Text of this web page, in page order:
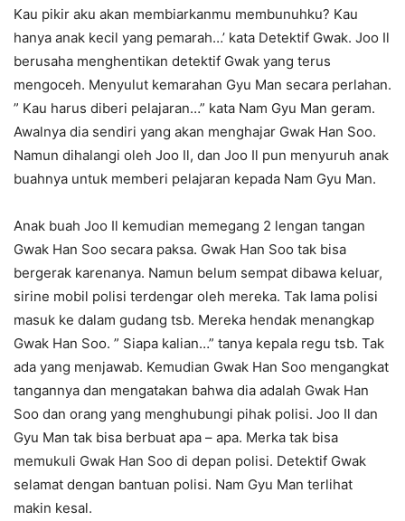
Kau pikir aku akan membiarkanmu membunuhku? Kau
hanya anak kecil yang pemarah…’ kata Detektif Gwak. Joo Il
berusaha menghentikan detektif Gwak yang terus
mengoceh. Menyulut kemarahan Gyu Man secara perlahan.
” Kau harus diberi pelajaran…” kata Nam Gyu Man geram.
Awalnya dia sendiri yang akan menghajar Gwak Han Soo.
Namun dihalangi oleh Joo Il, dan Joo Il pun menyuruh anak
buahnya untuk memberi pelajaran kepada Nam Gyu Man.
Anak buah Joo Il kemudian memegang 2 lengan tangan
Gwak Han Soo secara paksa. Gwak Han Soo tak bisa
bergerak karenanya. Namun belum sempat dibawa keluar,
sirine mobil polisi terdengar oleh mereka. Tak lama polisi
masuk ke dalam gudang tsb. Mereka hendak menangkap
Gwak Han Soo. ” Siapa kalian…” tanya kepala regu tsb. Tak
ada yang menjawab. Kemudian Gwak Han Soo mengangkat
tangannya dan mengatakan bahwa dia adalah Gwak Han
Soo dan orang yang menghubungi pihak polisi. Joo Il dan
Gyu Man tak bisa berbuat apa – apa. Merka tak bisa
memukuli Gwak Han Soo di depan polisi. Detektif Gwak
selamat dengan bantuan polisi. Nam Gyu Man terlihat
makin kesal.